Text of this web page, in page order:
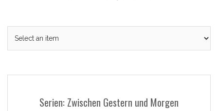
Serien: Zwischen Gestern und Morgen